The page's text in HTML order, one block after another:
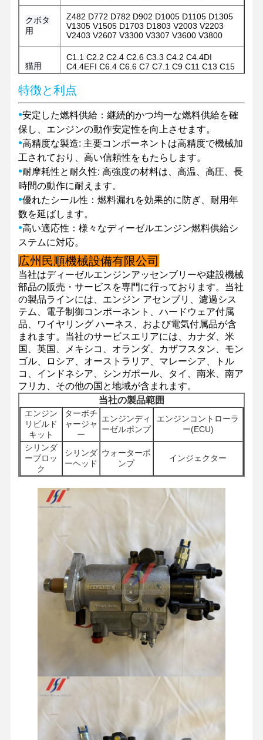
家へ 製品 VRショー
わたしたち
工場 ツアー 品質管理
連絡 くださ
い
事件
パーキンズ エンジン
クボタエンジン
イスズウエンジン
カミンズエンジン
ディーゼルエンジン
掘削機エンジン
エンジンの改造のキット
インジェクションポンプ
ターボチャージャー アセンブリ
他のエンジン部品
エンジンの電気部品
エンジン燃料システム
クボタ
用
Z482 D772 D782 D902 D1005 D1105 D1305
V1305 V1505 D1703 D1803 V2003 V2203
V2403 V2607 V3300 V3307 V3600 V3800
猫用
C1.1 C2.2 C2.4 C2.6 C3.3 C4.2 C4.4DI
C4.4EFI C6.4 C6.6 C7 C7.1 C9 C11 C13 C15
C18 3066 3116 3126 3176
パーキ
ンスの
ために
403D-11 403D-15 404D-22 404EA-22T 3054
1104D-44TA 1104-E44T 1104D-E44TA
1106D-E66T 1106D-70TA 1106D-E70TA
1206F-E70TTA
その他
の場合
B3.3 ISF3.8 4BT3.9 B4.5 QSB5.9 QSB6.7
6CT8.3 6D107-1 6D107-2 6BT5.9 6LT8.9
QSL9 6LT9.3 NT855 M11 X12 X15
特徴と利点
•安定した燃料供給：継続的かつ均一な燃料供給を確
保し、エンジンの動作安定性を向上させます。
•高精度な製造: 主要コンポーネントは高精度で機械加
工されており、高い信頼性をもたらします。
•耐摩耗性と耐久性: 高強度の材料は、高温、高圧、長
時間の動作に耐えます。
•優れたシール性：燃料漏れを効果的に防ぎ、耐用年
数を延ばします。
•高い適応性：様々なディーゼルエンジン燃料供給シ
ステムに対応。
広州民順機械設備有限公司
当社はディーゼルエンジンアッセンブリーや建設機械
部品の販売・サービスを専門に行っております。当社
の製品ラインには、エンジン アセンブリ、濾過シス
テム、電子制御コンポーネント、ハードウェア付属
品、ワイヤリング ハーネス、および電気付属品が含
まれます。当社のサービスエリアには、カナダ、米
国、英国、メキシコ、オランダ、カザフスタン、モン
ゴル、ロシア、オーストラリア、マレーシア、トル
コ、インドネシア、シンガポール、タイ、南米、南ア
フリカ、その他の国と地域が含まれます。
当社の製品範囲
エンジン
リビルド
キット
ターボチ
ャージャ
ー
エンジンディ
ーゼルポンプ
エンジンコントローラ
ー(ECU)
シリンダ
ーブロッ
ク
シリンダ
ーヘッド
ウォーターポ
ンプ
インジェクター
ーモータ
フィルタ
ジンアクセサ
リ
掘削機の油圧ポンプ
シャーシコンポーネン
トおよびその他のアク
セサリ